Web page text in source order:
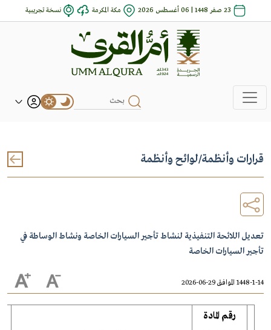
23 صفر 1448 | 06 أغسطس 2026 مكة المكرمة نسخة تجريبية
قرارات وأنظمة/لوائح وأنظمة
تعديل اللائحة التنفيذية لنشاط تأجير السيارات الخاصة ونشاط الوساطة في
تأجير السيارات الخاصة
1448-1-14 الموافق 29-06-2026
رقم المادة